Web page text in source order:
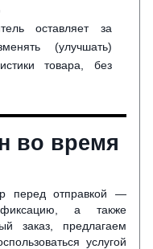
оставляет за
(улучшать)
товара, без
во время
перед отправкой —
а также
заказ, предлагаем
услугой